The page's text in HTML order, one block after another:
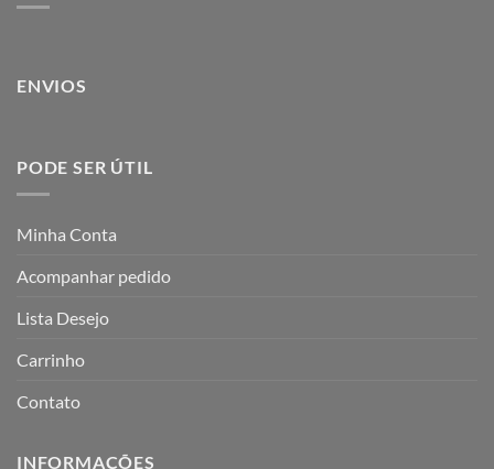
ENVIOS
PODE SER ÚTIL
Minha Conta
Acompanhar pedido
Lista Desejo
Carrinho
Contato
INFORMAÇÕES